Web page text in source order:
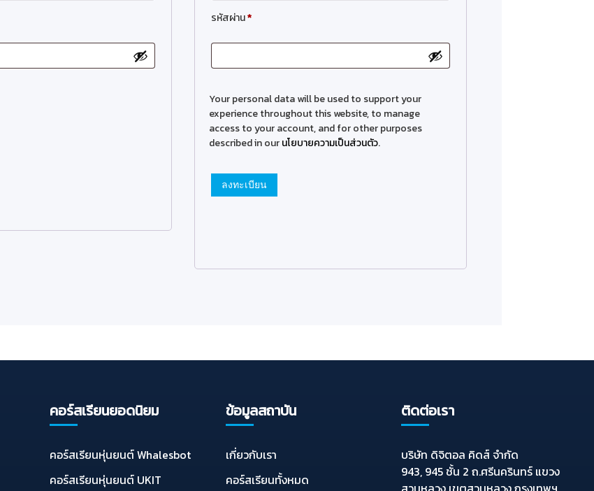
รหัสผ่าน*
Your personal data will be used to support your
experience throughout this website, to manage
access to your account, and for other purposes
described in ourนโยบายความเป็นส่วนตัว.
ลงทะเบียน
คอร์สเรียนยอดนิยม
คอร์สเรียนหุ่นยนต์ Whalesbot
คอร์สเรียนหุ่นยนต์ UKIT
ข้อมูลสถาบัน
เกี่ยวกับเรา
คอร์สเรียนทั้งหมด
ติดต่อเรา
บริษัท ดิจิตอล คิดส์ จำกัด
943, 945 ชั้น 2 ถ.ศรีนครินทร์ แขวง